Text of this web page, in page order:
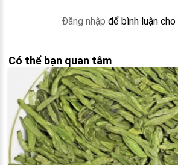
Đăng nhập để bình luận
Có thể bạn quan tâm